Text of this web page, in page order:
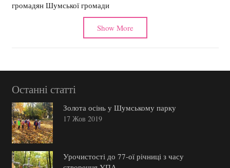
громадян Шумської громади
Show More
Останні статті
Золота осінь у Шумському парку
17 Жов 2019
Урочистості до 77-ої річниці з часу